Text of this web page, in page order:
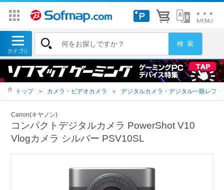
トップ ＞ カメラ・ビデオカメラ ＞ デジタルカメラ・デジタル一眼レフ
Canon(キヤノン)
コンパクトデジタルカメラ PowerShot V10
Vlogカメラ シルバー PSV10SL